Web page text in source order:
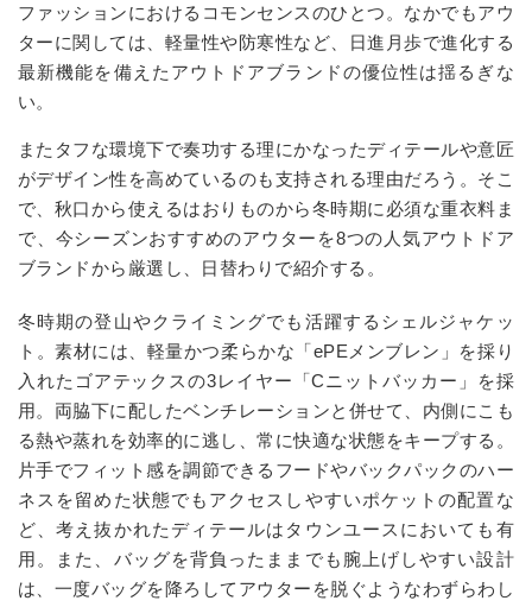
ファッションにおけるコモンセンスのひとつ。なかでもアウ
ターに関しては、軽量性や防寒性など、日進月歩で進化する
最新機能を備えたアウトドアブランドの優位性は揺るぎな
い。
またタフな環境下で奏功する理にかなったディテールや意匠
がデザイン性を高めているのも支持される理由だろう。そこ
で、秋口から使えるはおりものから冬時期に必須な重衣料ま
で、今シーズンおすすめのアウターを8つの人気アウトドア
ブランドから厳選し、日替わりで紹介する。
冬時期の登山やクライミングでも活躍するシェルジャケッ
ト。素材には、軽量かつ柔らかな「ePEメンブレン」を採り
入れたゴアテックスの3レイヤー「Cニットバッカー」を採
用。両脇下に配したベンチレーションと併せて、内側にこも
る熱や蒸れを効率的に逃し、常に快適な状態をキープする。
片手でフィット感を調節できるフードやバックパックのハー
ネスを留めた状態でもアクセスしやすいポケットの配置な
ど、考え抜かれたディテールはタウンユースにおいても有
用。また、バッグを背負ったままでも腕上げしやすい設計
は、一度バッグを降ろしてアウターを脱ぐようなわずらわし